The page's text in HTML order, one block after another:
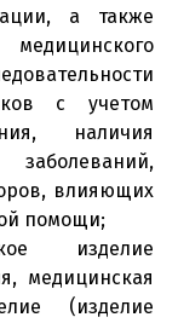
а также
с учетом
наличия
влияющих
помощи;
изделие
медицинская
(изделие